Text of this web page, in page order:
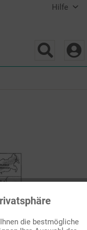
Hilfe
Aktiv
die bestmögliche